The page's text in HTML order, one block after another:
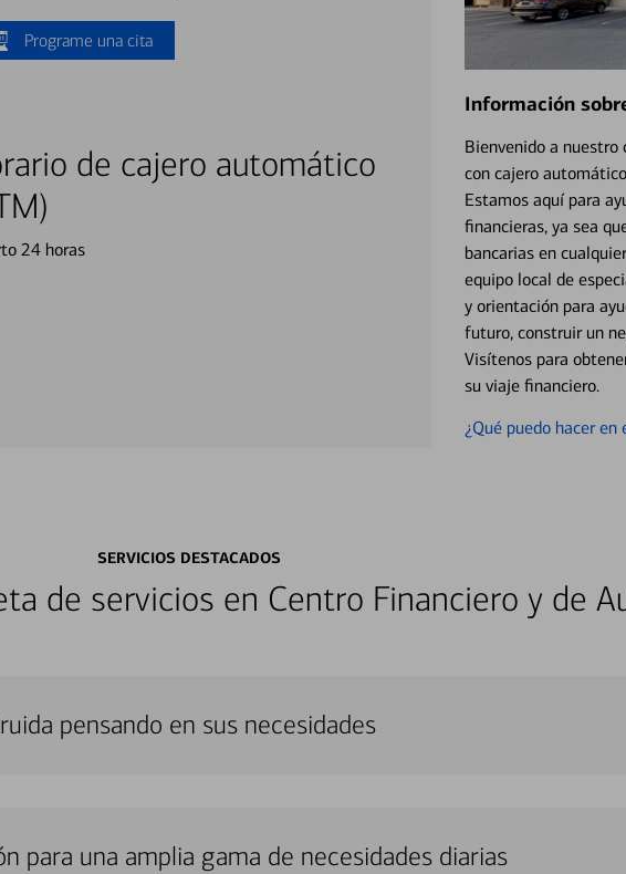
Programe una cita
de cajero automático
24 horas
Información
Bienvenido a
con cajero
Estamos aquí para
financieras, ya sea
bancarias en
equipo local de
y orientación para
futuro, construir un
Visítenos para
su viaje financiero.
¿Qué puedo hacer
SERVICIOS DESTACADOS
de servicios en Centro Financiero y de
pensando en sus necesidades
para una amplia gama de necesidades diarias